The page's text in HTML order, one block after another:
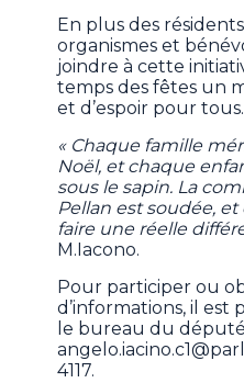
En plus des
organismes et
joindre à cette
temps des fêtes un
et d’espoir pour tous.
« Chaque famille
Noël, et chaque
sous le sapin. La
Pellan est soudée,
faire une réelle
M.Iacono.
Pour participer ou
d’informations, il est
le bureau du
4117.